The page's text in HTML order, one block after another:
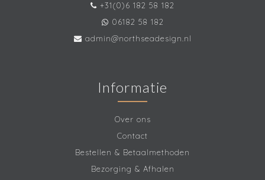
+31(0)6 182 58 182
06182 58 182
admin@northseadesign.nl
Informatie
Over ons
Contact
Bestellen & Betaalmethoden
Bezorging & Afhalen